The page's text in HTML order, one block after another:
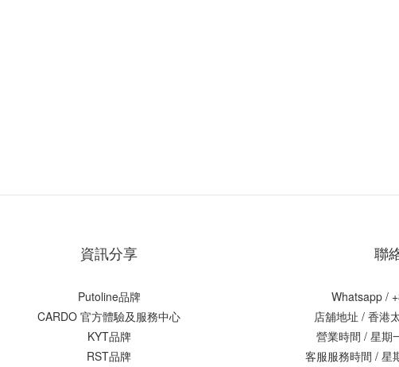
資訊分享
Putoline品牌
CARDO 官方體驗及服務中心
KYT品牌
RST品牌
聯
Whatsapp /
店舖地址 / 香港
營業時間 / 星期
客服服務時間 / 星